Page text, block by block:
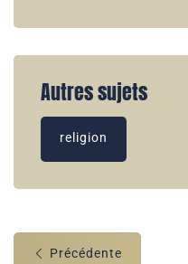
Autres sujets
religion
Précédente